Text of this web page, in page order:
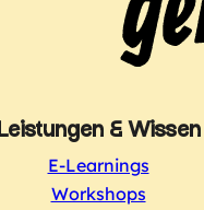
Leistungen & Wissen
E-Learnings
Workshops